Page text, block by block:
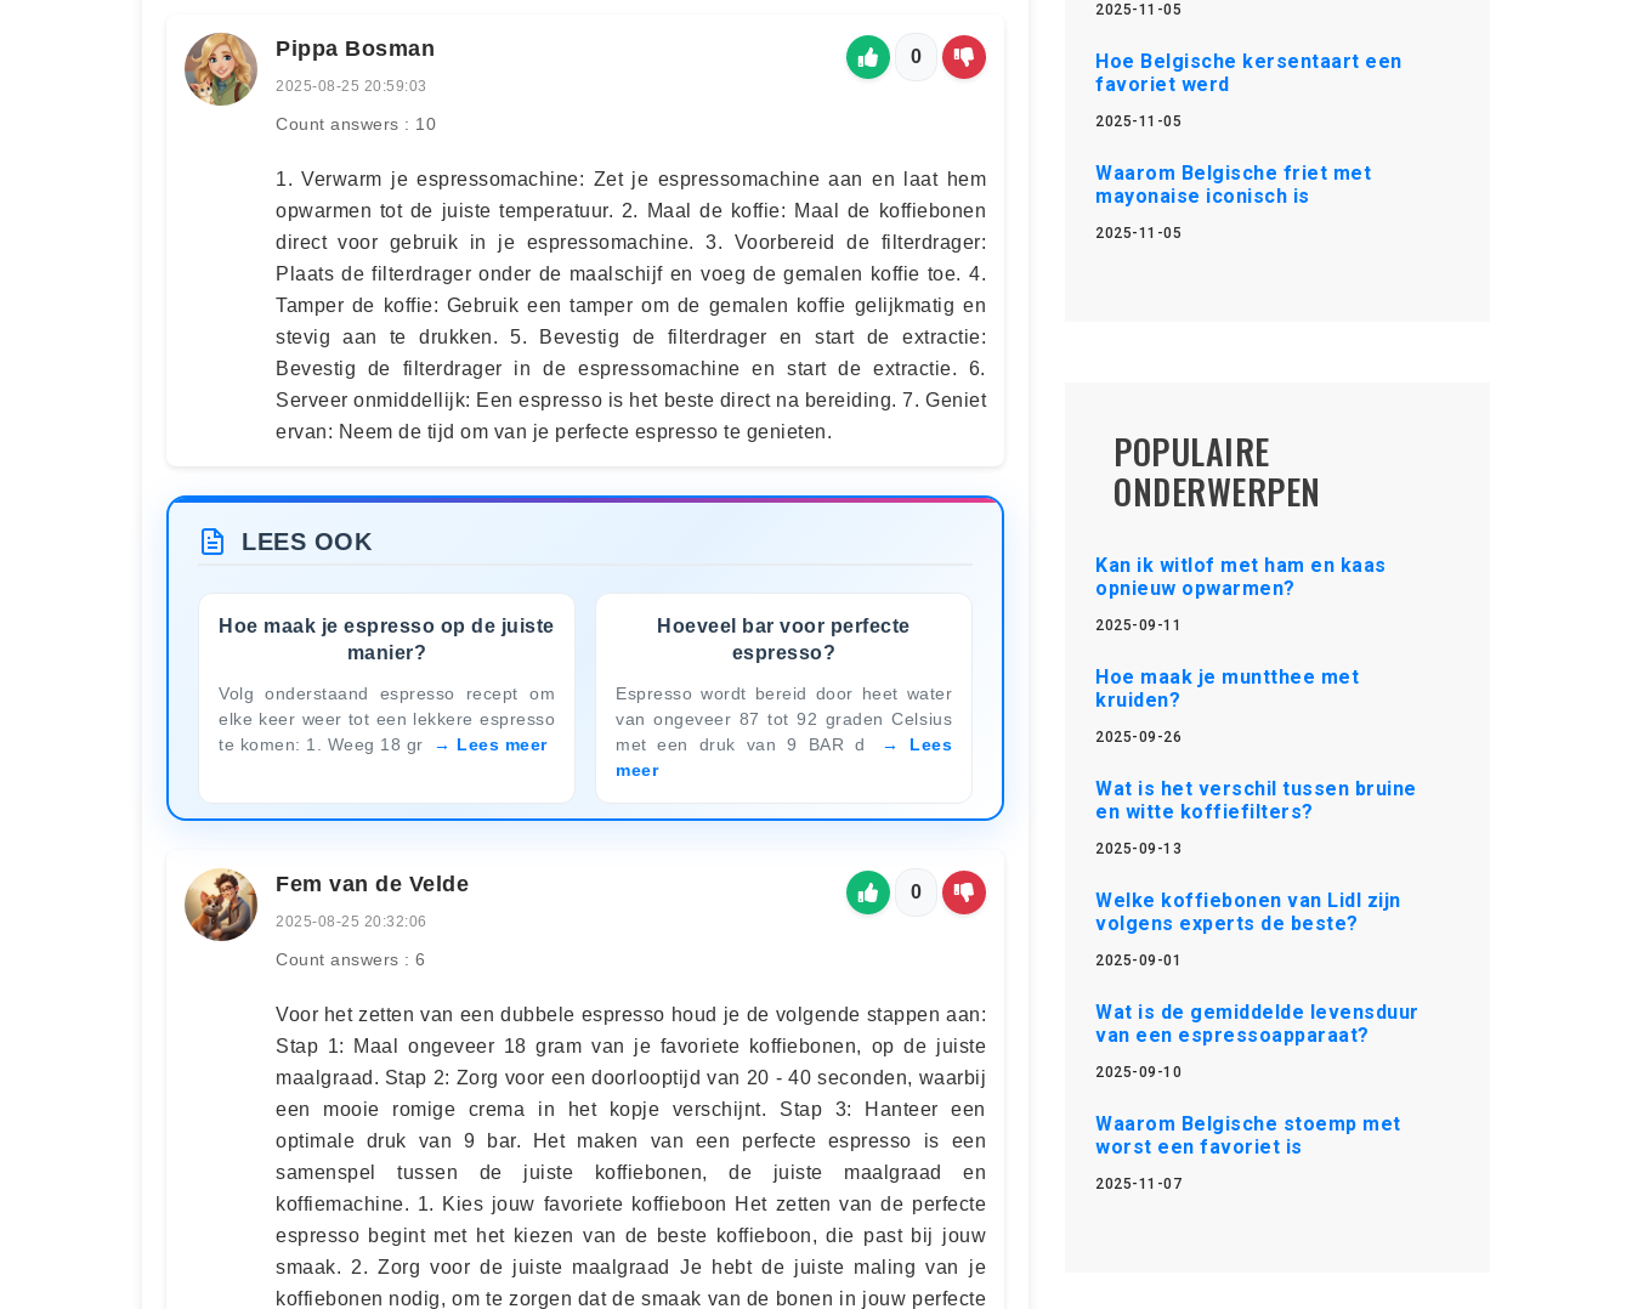
Pippa Bosman
2025-08-25 20:59:03
Count answers : 10
0
1. Verwarm je espressomachine: Zet je espressomachine aan en laat hem
opwarmen tot de juiste temperatuur. 2. Maal de koffie: Maal de koffiebonen
direct voor gebruik in je espressomachine. 3. Voorbereid de filterdrager:
Plaats de filterdrager onder de maalschijf en voeg de gemalen koffie toe. 4.
Tamper de koffie: Gebruik een tamper om de gemalen koffie gelijkmatig en
stevig aan te drukken. 5. Bevestig de filterdrager en start de extractie:
Bevestig de filterdrager in de espressomachine en start de extractie. 6.
Serveer onmiddellijk: Een espresso is het beste direct na bereiding. 7. Geniet
ervan: Neem de tijd om van je perfecte espresso te genieten.
LEES OOK
Hoe maak je espresso op de juiste
manier?
Volg onderstaand espresso recept om
elke keer weer tot een lekkere espresso
te komen: 1. Weeg 18 gr
Lees meer
Hoeveel bar voor perfecte
espresso?
Espresso wordt bereid door heet water
van ongeveer 87 tot 92 graden Celsius
met een druk van 9 BAR d
Lees
meer
Fem van de Velde
2025-08-25 20:32:06
Count answers : 6
0
Voor het zetten van een dubbele espresso houd je de volgende stappen aan:
Stap 1: Maal ongeveer 18 gram van je favoriete koffiebonen, op de juiste
maalgraad. Stap 2: Zorg voor een doorlooptijd van 20 - 40 seconden, waarbij
een mooie romige crema in het kopje verschijnt. Stap 3: Hanteer een
optimale druk van 9 bar. Het maken van een perfecte espresso is een
samenspel tussen de juiste koffiebonen, de juiste maalgraad en
koffiemachine. 1. Kies jouw favoriete koffieboon Het zetten van de perfecte
espresso begint met het kiezen van de beste koffieboon, die past bij jouw
smaak. 2. Zorg voor de juiste maalgraad Je hebt de juiste maling van je
koffiebonen nodig, om te zorgen dat de smaak van de bonen in jouw perfecte
2025-11-05
Hoe Belgische kersentaart een
favoriet werd
2025-11-05
Waarom Belgische friet met
mayonaise iconisch is
2025-11-05
POPULAIRE
ONDERWERPEN
Kan ik witlof met ham en kaas
opnieuw opwarmen?
2025-09-11
Hoe maak je muntthee met
kruiden?
2025-09-26
Wat is het verschil tussen bruine
en witte koffiefilters?
2025-09-13
Welke koffiebonen van Lidl zijn
volgens experts de beste?
2025-09-01
Wat is de gemiddelde levensduur
van een espressoapparaat?
2025-09-10
Waarom Belgische stoemp met
worst een favoriet is
2025-11-07